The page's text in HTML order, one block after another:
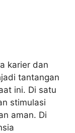
karier dan
tantangan
ini. Di satu
stimulasi
aman. Di